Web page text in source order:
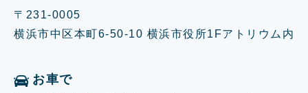
〒231-0005
横浜市中区本町6-50-10 横浜市役所1Fアトリウム内
お車で